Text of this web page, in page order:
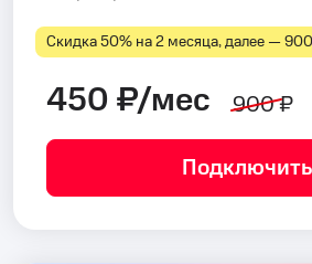
Скидка 50% на 2 месяца, далее —
450 ₽/мес 900 ₽
Подключить